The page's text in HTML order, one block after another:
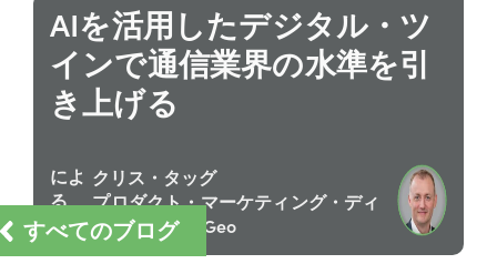
すべてのブログ
AIを活用したデジタル・ツ
インで通信業界の水準を引
き上げる
によ
る
クリス・タッグ
プロダクト・マーケティング・ディ
レクター、IQGeo